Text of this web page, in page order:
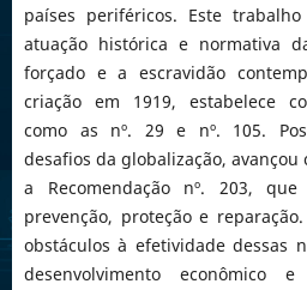
países periféricos. Este
atuação histórica e normativa
forçado e a escravidão
criação em 1919, estabelece
como as nº. 29 e nº. 105.
desafios da globalização, avançou
a Recomendação nº. 203,
prevenção, proteção e
obstáculos à efetividade dessas
desenvolvimento econômico